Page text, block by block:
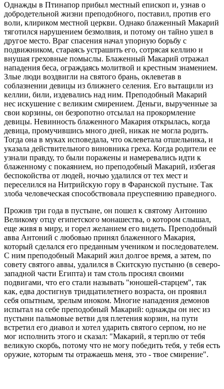
Однажды в Птинапор прибыл местный епископ и, узнав о
добродетельной жизни преподобного, поставил, против его
воли, клириком местной церкви. Однако блаженный Макарий
тяготился нарушением безмолвия, и потому он тайно ушел в
другое место. Враг спасения начал упорную борьбу с
подвижником, стараясь устрашить его, сотрясая келлию и
внушая греховные помыслы. Блаженный Макарий отражал
нападения беса, ограждаясь молитвой и крестным знамением.
Злые люди воздвигли на святого брань, оклеветав в
соблазнении девицы из ближнего селения. Его вытащили из
келлии, били, издевались над ним. Преподобный Макарий
нес искушение с великим смирением. Деньги, вырученные за
свои корзины, он безропотно отсылал на прокормление
девицы. Невинность блаженного Макария открылась, когда
девица, промучившись много дней, никак не могла родить.
Тогда она в муках исповедала, что оклеветала отшельника, и
указала действительного виновника греха. Когда родители ее
узнали правду, то были поражены и намеревались идти к
блаженному с покаянием, но преподобный Макарий, избегая
беспокойства от людей, ночью удалился от тех мест и
переселился на Нитрийскую гору в Фаранской пустыне. Так
злоба человеческая способствовала преуспеянию праведного.
Прожив три года в пустыне, он пошел к святому Антонию
Великому отцу египетского монашества, о котором слышал,
еще живя в миру, и горел желанием его видеть. Преподобный
авва Антоний с любовью принял блаженного Макария,
который сделался его преданным учеником и последователем.
С ним преподобный Макарий жил долгое время, а затем, по
совету святого аввы, удалился в Скитскую пустыню (в северо-
западной части Египта) и там столь просиял своими
подвигами, что его стали называть "юношей-старцем", так
как, едва достигнув тридцатилетнего возраста, он проявил
себя опытным, зрелым иноком. Многие нападения демонов
испытал на себе преподобный Макарий: однажды он нес из
пустыни пальмовые ветви для плетения корзин, на пути
встретил его диавол и хотел ударить святого серпом, но не
мог исполнить этого и сказал: "Макарий, я терплю от тебя
великую скорбь, потому что не могу победить тебя, у тебя есть
оружие, которым ты отражаешь меня, это - твое смирение".